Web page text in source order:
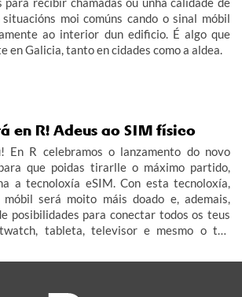
moi comúns cando o sinal móbil
ao interior dun edificio. É algo que
en Galicia, tanto en cidades como a aldea.
en R! Adeus ao SIM físico
En R celebramos o lanzamento do novo
que poidas tirarlle o máximo partido,
a tecnoloxía eSIM. Con esta tecnoloxía,
será moito máis doado e, ademais,
posibilidades para conectar todos os teus
tableta, televisor e mesmo o teu